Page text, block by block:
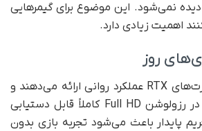
نمی‌شود. این موضوع برای گیمرهایی
اهمیت زیادی دارد.
در بازی‌های جدید، کارت‌های RTX عملکرد روانی ارائه می‌دهند و
تنظیمات گرافیکی بالا در رزولوشن Full HD کاملاً قابل دستیابی
پایدار باعث می‌شود تجربه بازی بدون